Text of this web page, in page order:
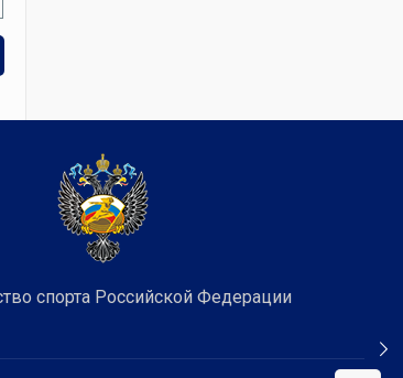
спорта Российской Федерации